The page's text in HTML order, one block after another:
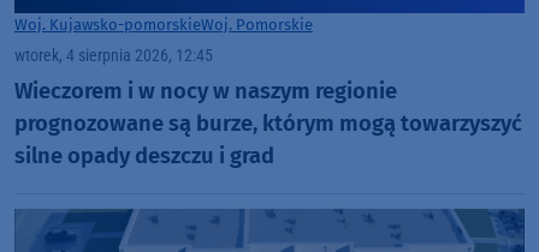
Woj. Kujawsko-pomorskieWoj. Pomorskie
wtorek, 4 sierpnia 2026, 12:45
Wieczorem i w nocy w naszym regionie
prognozowane są burze, którym mogą towarzyszyć
silne opady deszczu i grad